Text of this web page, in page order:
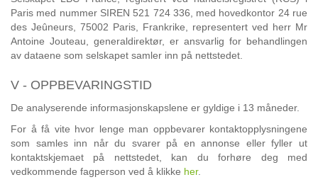
Paris med nummer SIREN 521 724 336, med hovedkontor 24 rue
des Jeûneurs, 75002 Paris, Frankrike, representert ved herr Mr
Antoine Jouteau, generaldirektør, er ansvarlig for behandlingen
av dataene som selskapet samler inn på nettstedet.
V - OPPBEVARINGSTID
De analyserende informasjonskapslene er gyldige i 13 måneder.
For å få vite hvor lenge man oppbevarer kontaktopplysningene
som samles inn når du svarer på en annonse eller fyller ut
kontaktskjemaet på nettstedet, kan du forhøre deg med
vedkommende fagperson ved å klikke her.